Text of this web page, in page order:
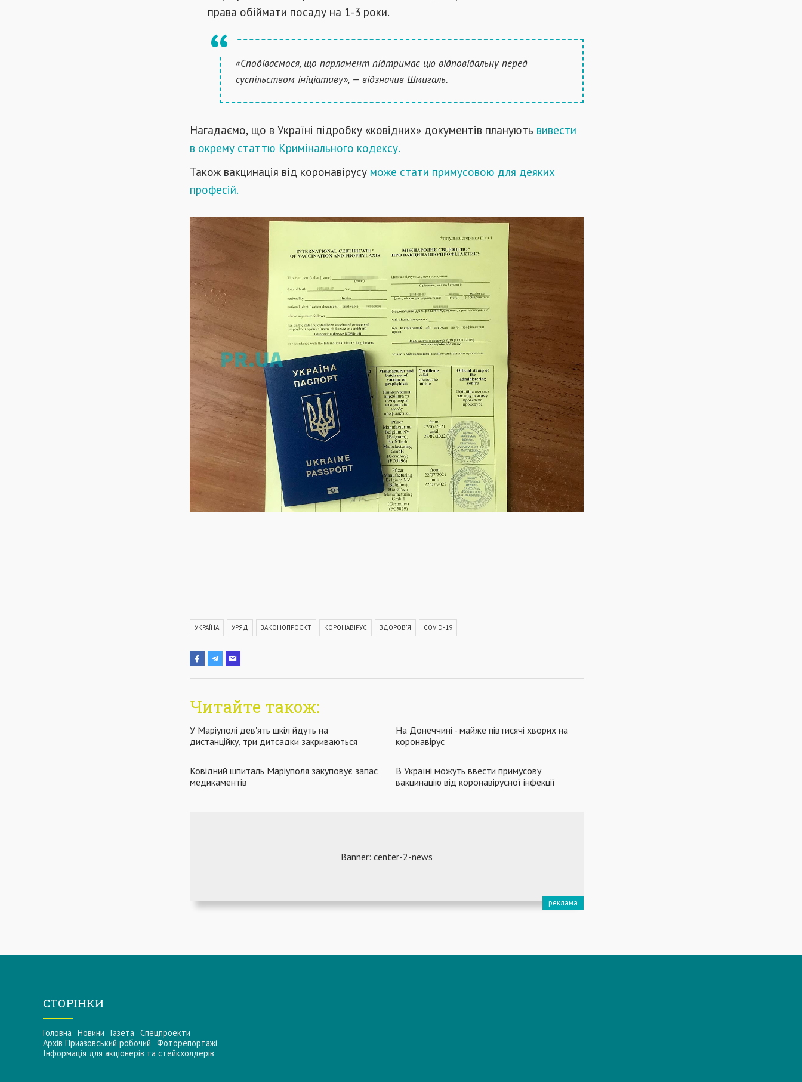
права обіймати посаду на 1-3 роки.
«Сподіваємося, що парламент підтримає цю відповідальну перед
суспільством ініціативу», — відзначив Шмигаль.
Нагадаємо, що в Україні підробку «ковідних» документів планують вивести
в окрему статтю Кримінального кодексу.
Також вакцинація від коронавірусу може стати примусовою для деяких
професій.
УКРАЇНА УРЯД ЗАКОНОПРОЄКТ КОРОНАВІРУС ЗДОРОВ’Я COVID-19
Читайте також:
У Маріуполі дев'ять шкіл йдуть на
дистанційку, три дитсадки закриваються
На Донеччині - майже півтисячі хворих на
коронавірус
Ковідний шпиталь Маріуполя закуповує запас
медикаментів
В Україні можуть ввести примусову
вакцинацію від коронавірусної інфекції
СТОРІНКИ
Головна Новини Газета Спецпроекти
Архів Приазовський робочий Фоторепортажі
Інформацiя для акцiонерiв та стейкхолдерiв